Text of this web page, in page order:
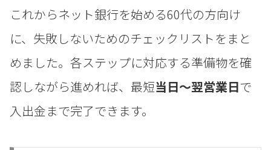
これからネット銀行を始める60代の方向け
に、失敗しないためのチェックリストをまと
めました。各ステップに対応する準備物を確
認しながら進めれば、最短当日〜翌営業日で
入出金まで完了できます。